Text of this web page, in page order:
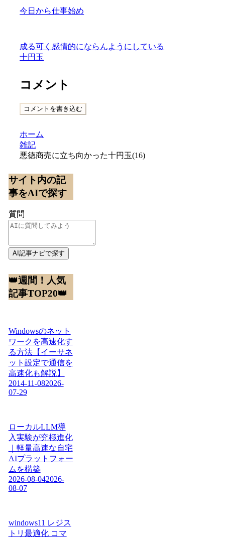
今日から仕事始め
成る可く感情的にならんようにしている
十円玉
コメント
コメントを書き込む
ホーム
雑記
悪徳商売に立ち向かった十円玉(16)
サイト内の記
事をAIで探す
質問
AI記事ナビで探す
👑週間！人気
記事TOP20👑
Windowsのネット
ワークを高速化す
る方法【イーサネ
ット設定で通信を
高速化も解説】
2014-11-082026-
07-29
ローカルLLM導
入実験が究極進化
｜軽量高速な自宅
AIプラットフォー
ムを構築
2026-08-042026-
08-07
windows11 レジス
トリ最適化 コマ